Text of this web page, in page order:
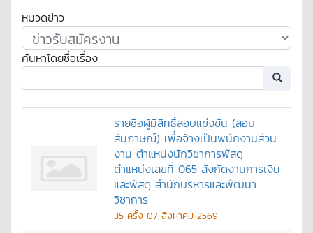
หมวดข่าว
ค้นหาโดยชื่อเรื่อง
รายชือผู้มีสิทธิ์สอบแข่งขัน (สอบ
สัมภาษณ์) เพื่อจ้างเป็นพนักงานส่วน
งาน ตำแหน่งนักวิชาการพัสดุ
ตำแหน่งเลขที่ 065 สังกัดงานการเงิน
และพัสดุ สำนักบริหารและพัฒนา
วิชาการ
35 ครั้ง 07 สิงหาคม 2569